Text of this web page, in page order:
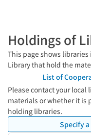
Holdings of
This page shows
Library that hold the
List of
Please contact your
materials or whether it is
holding libraries.
Specify